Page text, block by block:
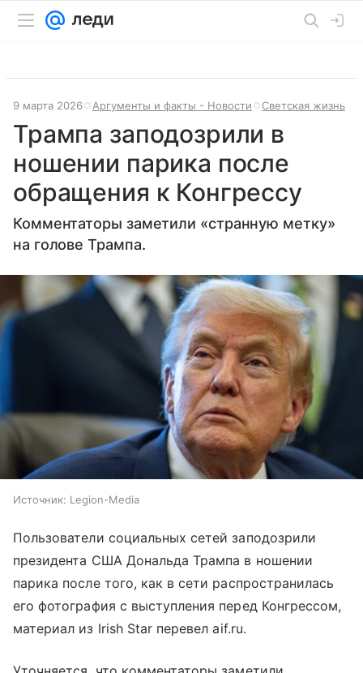
9 марта 2026 Аргументы и факты - Новости Светская жизнь
Трампа заподозрили в
ношении парика после
обращения к Конгрессу
Комментаторы заметили «странную метку»
на голове Трампа.
Источник: Legion-Media
Пользователи социальных сетей заподозрили
президента США Дональда Трампа в ношении
парика после того, как в сети распространилась
его фотография с выступления перед Конгрессом,
материал из Irish Star перевел aif.ru.